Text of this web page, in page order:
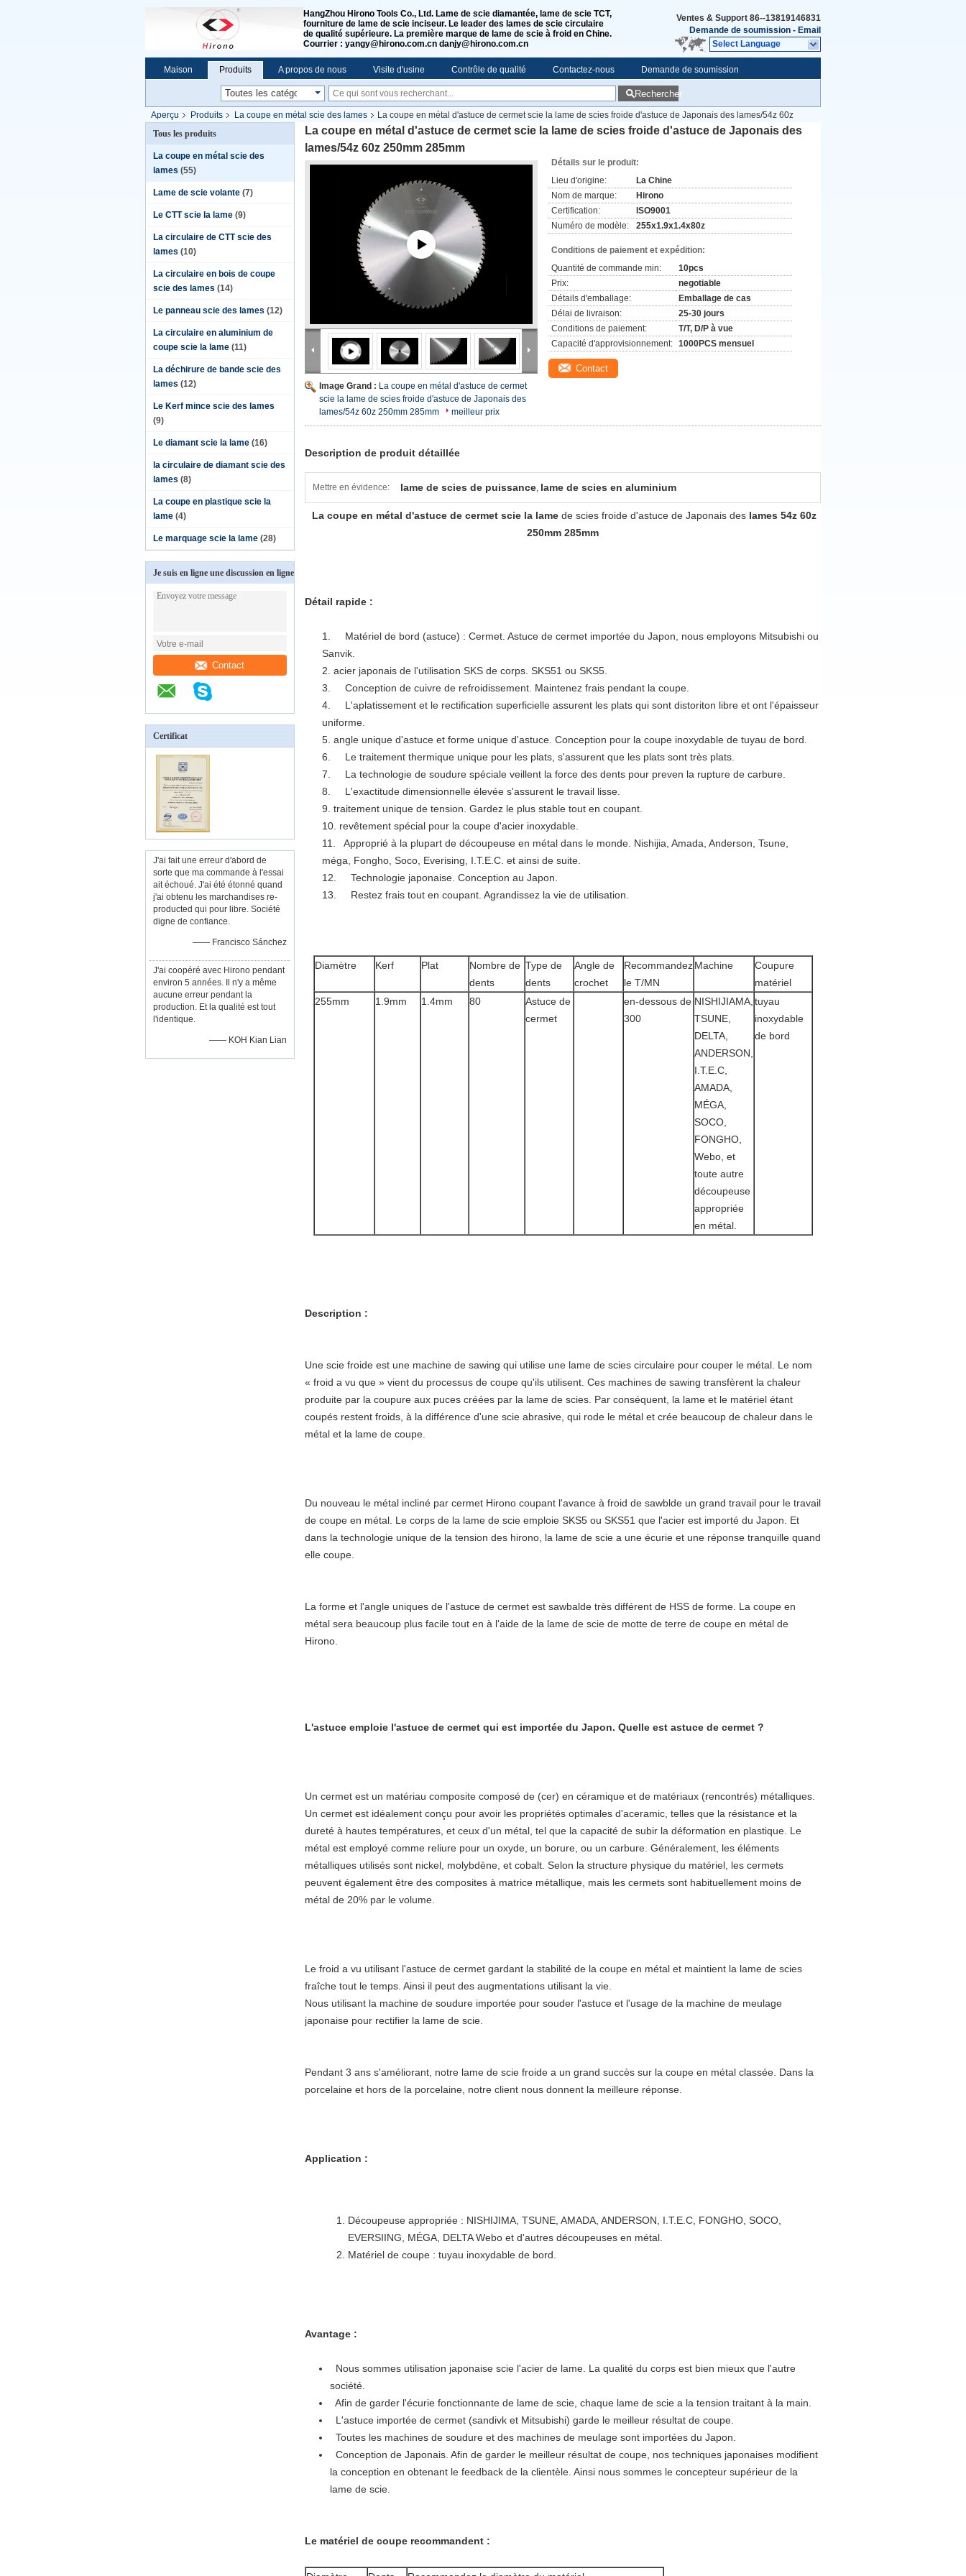
HangZhou Hirono Tools Co., Ltd. Lame de scie diamantée, lame de scie TCT,
fourniture de lame de scie inciseur. Le leader des lames de scie circulaire
de qualité supérieure. La première marque de lame de scie à froid en Chine.
Courrier : yangy@hirono.com.cn danjy@hirono.com.cn
Ventes & Support 86--13819146831
Demande de soumission - Email
Select Language
Maison Produits A propos de nous Visite d'usine Contrôle de qualité Contactez-nous Demande de soumission
Rechercher
Aperçu Produits La coupe en métal scie des lames
La coupe en métal d'astuce de cermet scie la lame de scies froide d'astuce de Japonais des lames/54z 60z
250mm 285mm
Tous les produits
La coupe en métal scie des
lames (55)
Lame de scie volante (7)
Le CTT scie la lame (9)
La circulaire de CTT scie des
lames (10)
La circulaire en bois de coupe
scie des lames (14)
Le panneau scie des lames (12)
La circulaire en aluminium de
coupe scie la lame (11)
La déchirure de bande scie des
lames (12)
Le Kerf mince scie des lames
(9)
Le diamant scie la lame (16)
la circulaire de diamant scie des
lames (8)
La coupe en plastique scie la
lame (4)
Le marquage scie la lame (28)
Je suis en ligne une discussion en ligne
Contact
Certificat
J'ai fait une erreur d'abord de
sorte que ma commande à l'essai
ait échoué. J'ai été étonné quand
j'ai obtenu les marchandises re-
producted qui pour libre. Société
digne de confiance.
—— Francisco Sánchez
J'ai coopéré avec Hirono pendant
environ 5 années. Il n'y a même
aucune erreur pendant la
production. Et la qualité est tout
l'identique.
—— KOH Kian Lian
La coupe en métal d'astuce de cermet scie la lame de scies froide d'astuce de Japonais des
lames/54z 60z 250mm 285mm
Image Grand : La coupe en métal d'astuce de cermet
scie la lame de scies froide d'astuce de Japonais des
lames/54z 60z 250mm 285mm
meilleur prix
Détails sur le produit:
Lieu d'origine:
La Chine
Nom de marque:
Hirono
Certification:
ISO9001
Numéro de modèle:
255x1.9x1.4x80z
Conditions de paiement et expédition:
Quantité de commande min:
10pcs
Prix:
negotiable
Détails d'emballage:
Emballage de cas
Délai de livraison:
25-30 jours
Conditions de paiement:
T/T, D/P à vue
Capacité d'approvisionnement: 1000PCS mensuel
Contact
Description de produit détaillée
Mettre en évidence: lame de scies de puissance, lame de scies en aluminium
La coupe en métal d'astuce de cermet scie la lame de scies froide d'astuce de Japonais des lames 54z 60z
250mm 285mm
Détail rapide :
1. Matériel de bord (astuce) : Cermet. Astuce de cermet importée du Japon, nous employons Mitsubishi ou
Sanvik.
2. acier japonais de l'utilisation SKS de corps. SKS51 ou SKS5.
3. Conception de cuivre de refroidissement. Maintenez frais pendant la coupe.
4. L'aplatissement et le rectification superficielle assurent les plats qui sont distoriton libre et ont l'épaisseur
uniforme.
5. angle unique d'astuce et forme unique d'astuce. Conception pour la coupe inoxydable de tuyau de bord.
6. Le traitement thermique unique pour les plats, s'assurent que les plats sont très plats.
7. La technologie de soudure spéciale veillent la force des dents pour preven la rupture de carbure.
8. L'exactitude dimensionnelle élevée s'assurent le travail lisse.
9. traitement unique de tension. Gardez le plus stable tout en coupant.
10. revêtement spécial pour la coupe d'acier inoxydable.
11. Approprié à la plupart de découpeuse en métal dans le monde. Nishijia, Amada, Anderson, Tsune,
méga, Fongho, Soco, Everising, I.T.E.C. et ainsi de suite.
12. Technologie japonaise. Conception au Japon.
13. Restez frais tout en coupant. Agrandissez la vie de utilisation.
Diamètre Kerf Plat
Nombre de
dents
Type de
dents
Angle de
crochet
Recommandez
le T/MN
Machine
Coupure
matériel
255mm
1.9mm 1.4mm 80
Astuce de
cermet
en-dessous de
300
NISHIJIAMA,
TSUNE,
DELTA,
ANDERSON,
I.T.E.C,
AMADA,
MÉGA,
SOCO,
FONGHO,
Webo, et
toute autre
découpeuse
appropriée
en métal.
tuyau
inoxydable
de bord
Description :
Une scie froide est une machine de sawing qui utilise une lame de scies circulaire pour couper le métal. Le nom
« froid a vu que » vient du processus de coupe qu'ils utilisent. Ces machines de sawing transfèrent la chaleur
produite par la coupure aux puces créées par la lame de scies. Par conséquent, la lame et le matériel étant
coupés restent froids, à la différence d'une scie abrasive, qui rode le métal et crée beaucoup de chaleur dans le
métal et la lame de coupe.
Du nouveau le métal incliné par cermet Hirono coupant l'avance à froid de sawblde un grand travail pour le travail
de coupe en métal. Le corps de la lame de scie emploie SKS5 ou SKS51 que l'acier est importé du Japon. Et
dans la technologie unique de la tension des hirono, la lame de scie a une écurie et une réponse tranquille quand
elle coupe.
La forme et l'angle uniques de l'astuce de cermet est sawbalde très différent de HSS de forme. La coupe en
métal sera beaucoup plus facile tout en à l'aide de la lame de scie de motte de terre de coupe en métal de
Hirono.
L'astuce emploie l'astuce de cermet qui est importée du Japon. Quelle est astuce de cermet ?
Un cermet est un matériau composite composé de (cer) en céramique et de matériaux (rencontrés) métalliques.
Un cermet est idéalement conçu pour avoir les propriétés optimales d'aceramic, telles que la résistance et la
dureté à hautes températures, et ceux d'un métal, tel que la capacité de subir la déformation en plastique. Le
métal est employé comme reliure pour un oxyde, un borure, ou un carbure. Généralement, les éléments
métalliques utilisés sont nickel, molybdène, et cobalt. Selon la structure physique du matériel, les cermets
peuvent également être des composites à matrice métallique, mais les cermets sont habituellement moins de
métal de 20% par le volume.
Le froid a vu utilisant l'astuce de cermet gardant la stabilité de la coupe en métal et maintient la lame de scies
fraîche tout le temps. Ainsi il peut des augmentations utilisant la vie.
Nous utilisant la machine de soudure importée pour souder l'astuce et l'usage de la machine de meulage
japonaise pour rectifier la lame de scie.
Pendant 3 ans s'améliorant, notre lame de scie froide a un grand succès sur la coupe en métal classée. Dans la
porcelaine et hors de la porcelaine, notre client nous donnent la meilleure réponse.
Application :
Découpeuse appropriée : NISHIJIMA, TSUNE, AMADA, ANDERSON, I.T.E.C, FONGHO, SOCO,
EVERSIING, MÉGA, DELTA Webo et d'autres découpeuses en métal.
Matériel de coupe : tuyau inoxydable de bord.
Avantage :
Nous sommes utilisation japonaise scie l'acier de lame. La qualité du corps est bien mieux que l'autre
société.
Afin de garder l'écurie fonctionnante de lame de scie, chaque lame de scie a la tension traitant à la main.
L'astuce importée de cermet (sandivk et Mitsubishi) garde le meilleur résultat de coupe.
Toutes les machines de soudure et des machines de meulage sont importées du Japon.
Conception de Japonais. Afin de garder le meilleur résultat de coupe, nos techniques japonaises modifient
la conception en obtenant le feedback de la clientèle. Ainsi nous sommes le concepteur supérieur de la
lame de scie.
Le matériel de coupe recommandent :